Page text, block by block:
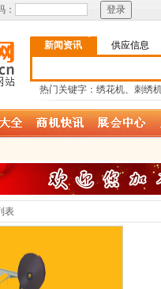
：
新闻资讯 供应信息
热门关键字：绣花机、刺绣
表